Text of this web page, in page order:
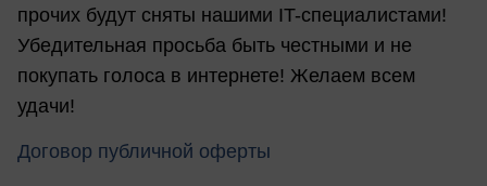
прочих будут сняты нашими IT-специалистами!
Убедительная просьба быть честными и не
покупать голоса в интернете! Желаем всем
удачи!
Договор публичной оферты